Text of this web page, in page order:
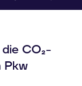
CO₂-
Pkw